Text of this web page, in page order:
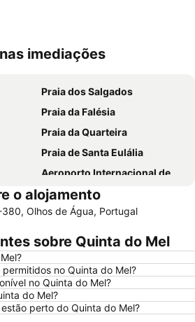
imediações
Praia dos Salgados
Praia da Falésia
Praia da Quarteira
Praia de Santa Eulália
Aeroporto Internacional de Faro - Gago Coutinho
slide & splash
Autodrómo Internacional Algarve
Praia da Ilha da Armona
Praia da Ilha de Tavira
de Armação de Pera
Aldeia das Açoteias
Fuseta(Mar) Beach
o alojamento
Olhos de Água, Portugal
sobre Quinta do Mel
no Quinta do Mel?
no Quinta do Mel?
do Mel?
perto do Quinta do Mel?